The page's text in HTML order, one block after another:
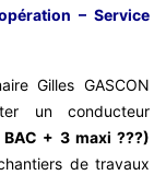
– Service
Gilles GASCON
un conducteur
+ 3 maxi ???)
de travaux